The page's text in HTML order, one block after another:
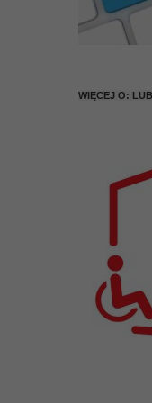
WIĘCEJ O: